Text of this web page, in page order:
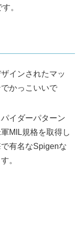
。
インされたマッ
かっこいいで
イダーパターン
MIL規格を取得し
有名なSpigenな
。